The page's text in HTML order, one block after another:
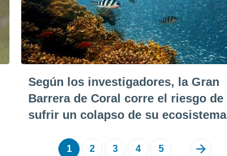
Según los investigadores, la Gran
Barrera de Coral corre el riesgo de
sufrir un colapso de su ecosistema
1 2 3 4 5